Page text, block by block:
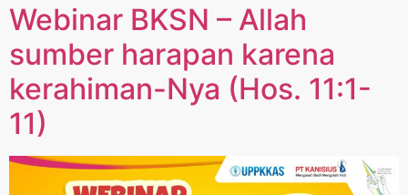
Webinar BKSN – Allah
sumber harapan karena
kerahiman-Nya (Hos. 11:1-
11)